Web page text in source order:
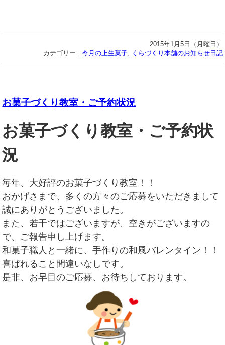
2015年1月5日（月曜日）
カテゴリー : 今月の上生菓子, くらづくり本舗のお知らせ日記
お菓子づくり教室・ご予約状況
お菓子づくり教室・ご予約状
況
毎年、大好評のお菓子づくり教室！！
おかげさまで、多くの方々のご応募をいただきまして
誠にありがとうございました。
また、若干ではございますが、空きがございますの
で、 ご報告申し上げます。
和菓子職人と一緒に、手作りの和風バレンタイン！！
喜ばれること間違いなしです。
是非、お早目のご応募、お待ちしております。